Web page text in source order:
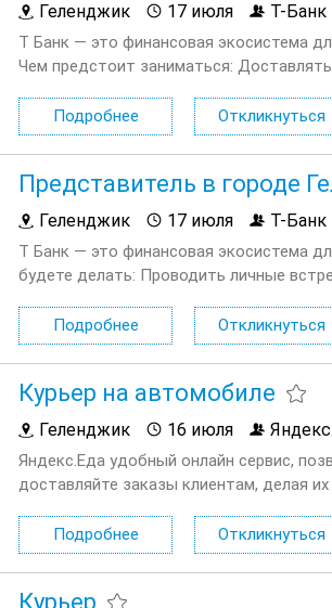
Геленджик 17 июля Т-Банк
Т Банк — это финансовая экосистема
Чем предстоит заниматься:
Подробнее
Откликнуться
Представитель в городе
Геленджик 17 июля Т-Банк
Т Банк — это финансовая экосистема
будете делать: Проводить личные
Подробнее
Откликнуться
Курьер на автомобиле
Геленджик 16 июля
Яндекс.Еда удобный онлайн сервис,
доставляйте заказы клиентам, делая
Подробнее
Откликнуться
Курьер